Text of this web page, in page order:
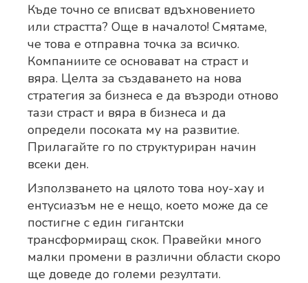
Къде точно се вписват вдъхновението
или страстта? Още в началото! Смятаме,
че това е отправна точка за всичко.
Компаниите се основават на страст и
вяра. Целта за създаването на нова
стратегия за бизнеса е да възроди отново
тази страст и вяра в бизнеса и да
определи посоката му на развитие.
Прилагайте го по структуриран начин
всеки ден.
Използването на цялото това ноу-хау и
ентусиазъм не е нещо, което може да се
постигне с един гигантски
трансформиращ скок. Правейки много
малки промени в различни области скоро
ще доведе до големи резултати.